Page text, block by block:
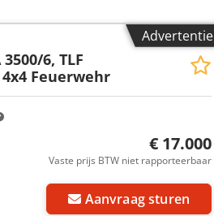
Sologubova (Pools, Russisch,
* Intern nummer: Tractor *
aflossing: € 1.100,02 *
het aanpassen aan uw wensen,
Fouten en wijzigingen
direct bij ons in huis
Pools, Oekraïens, Russisch,
Advertentie
3500/6, TLF
4x4 Feuerwehr
€ 17.000
Vaste prijs BTW niet rapporteerbaar
Aanvraag sturen